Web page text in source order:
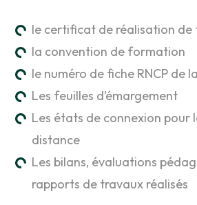
le certificat de réalisation
la convention de formation
le numéro de fiche RNCP de
Les feuilles d’émargement
Les états de connexion pour
distance
Les bilans, évaluations
rapports de travaux réalisés